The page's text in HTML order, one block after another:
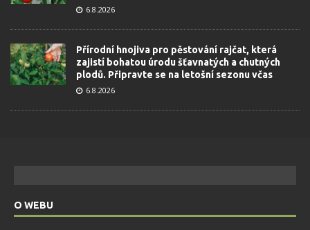
6.8.2026
Přírodní hnojiva pro pěstování rajčat, která
zajistí bohatou úrodu šťavnatých a chutných
plodů. Připravte se na letošní sezonu včas
6.8.2026
O WEBU